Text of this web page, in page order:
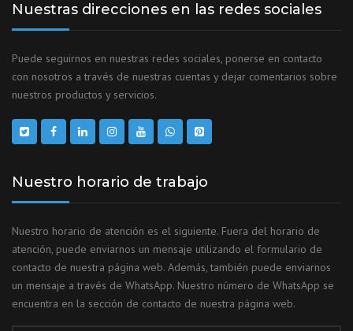
Nuestras direcciones en las redes sociales
Puede seguirnos en nuestras redes sociales, ponerse en contacto
con nosotros a través de nuestras cuentas y dejar comentarios sobre
nuestros productos y servicios.
Nuestro horario de trabajo
Nuestro horario de atención es el siguiente. Fuera del horario de
atención, puede enviarnos un mensaje utilizando el formulario de
contacto de nuestra página web. Además, también puede enviarnos
un mensaje a través de WhatsApp. Nuestro número de WhatsApp se
encuentra en la sección de contacto de nuestra página web.